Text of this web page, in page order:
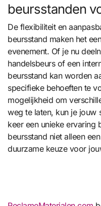
beursstanden
De flexibiliteit en
beursstand maken het
evenement. Of je nu
handelsbeurs of een
beursstand kan worden
specifieke behoeften te
mogelijkheid om
weg te laten, kun je jouw
keer een unieke ervaring
beursstand niet alleen
duurzame keuze voor